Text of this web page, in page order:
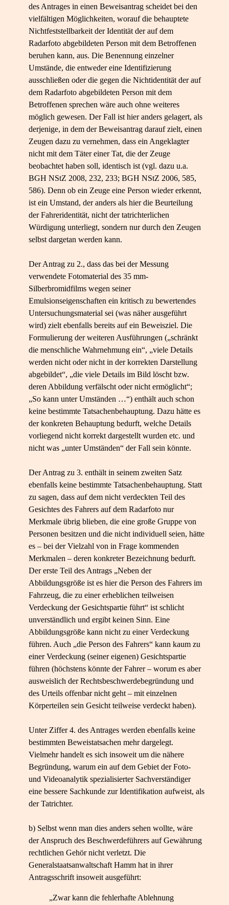
des Antrages in einen Beweisantrag scheidet bei den
vielfältigen Möglichkeiten, worauf die behauptete
Nichtfeststellbarkeit der Identität der auf dem
Radarfoto abgebildeten Person mit dem Betroffenen
beruhen kann, aus. Die Benennung einzelner
Umstände, die entweder eine Identifizierung
ausschließen oder die gegen die Nichtidentität der auf
dem Radarfoto abgebildeten Person mit dem
Betroffenen sprechen wäre auch ohne weiteres
möglich gewesen. Der Fall ist hier anders gelagert, als
derjenige, in dem der Beweisantrag darauf zielt, einen
Zeugen dazu zu vernehmen, dass ein Angeklagter
nicht mit dem Täter einer Tat, die der Zeuge
beobachtet haben soll, identisch ist (vgl. dazu u.a.
BGH NStZ 2008, 232, 233; BGH NStZ 2006, 585,
586). Denn ob ein Zeuge eine Person wieder erkennt,
ist ein Umstand, der anders als hier die Beurteilung
der Fahreridentität, nicht der tatrichterlichen
Würdigung unterliegt, sondern nur durch den Zeugen
selbst dargetan werden kann.
Der Antrag zu 2., dass das bei der Messung
verwendete Fotomaterial des 35 mm-
Silberbromidfilms wegen seiner
Emulsionseigenschaften ein kritisch zu bewertendes
Untersuchungsmaterial sei (was näher ausgeführt
wird) zielt ebenfalls bereits auf ein Beweisziel. Die
Formulierung der weiteren Ausführungen („schränkt
die menschliche Wahrnehmung ein“, „viele Details
werden nicht oder nicht in der korrekten Darstellung
abgebildet“, „die viele Details im Bild löscht bzw.
deren Abbildung verfälscht oder nicht ermöglicht“;
„So kann unter Umständen …“) enthält auch schon
keine bestimmte Tatsachenbehauptung. Dazu hätte es
der konkreten Behauptung bedurft, welche Details
vorliegend nicht korrekt dargestellt wurden etc. und
nicht was „unter Umständen“ der Fall sein könnte.
Der Antrag zu 3. enthält in seinem zweiten Satz
ebenfalls keine bestimmte Tatsachenbehauptung. Statt
zu sagen, dass auf dem nicht verdeckten Teil des
Gesichtes des Fahrers auf dem Radarfoto nur
Merkmale übrig blieben, die eine große Gruppe von
Personen besitzen und die nicht individuell seien, hätte
es – bei der Vielzahl von in Frage kommenden
Merkmalen – deren konkreter Bezeichnung bedurft.
Der erste Teil des Antrags „Neben der
Abbildungsgröße ist es hier die Person des Fahrers im
Fahrzeug, die zu einer erheblichen teilweisen
Verdeckung der Gesichtspartie führt“ ist schlicht
unverständlich und ergibt keinen Sinn. Eine
Abbildungsgröße kann nicht zu einer Verdeckung
führen. Auch „die Person des Fahrers“ kann kaum zu
einer Verdeckung (seiner eigenen) Gesichtspartie
führen (höchstens könnte der Fahrer – worum es aber
ausweislich der Rechtsbeschwerdebegründung und
des Urteils offenbar nicht geht – mit einzelnen
Körperteilen sein Gesicht teilweise verdeckt haben).
Unter Ziffer 4. des Antrages werden ebenfalls keine
bestimmten Beweistatsachen mehr dargelegt.
Vielmehr handelt es sich insoweit um die nähere
Begründung, warum ein auf dem Gebiet der Foto-
und Videoanalytik spezialisierter Sachverständiger
eine bessere Sachkunde zur Identifikation aufweist, als
der Tatrichter.
b) Selbst wenn man dies anders sehen wollte, wäre
der Anspruch des Beschwerdeführers auf Gewährung
rechtlichen Gehör nicht verletzt. Die
Generalstaatsanwaltschaft Hamm hat in ihrer
Antragsschrift insoweit ausgeführt:
„Zwar kann die fehlerhafte Ablehnung